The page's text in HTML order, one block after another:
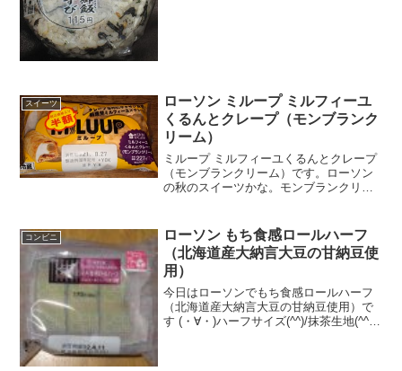
スイーツ
ローソン ミループ ミルフィーユ
くるんとクレープ（モンブランク
リーム）
ミループ ミルフィーユくるんとクレープ
（モンブランクリーム）です。ローソン
の秋のスイーツかな。モンブランクリー
んとクレープ（モンブランクリーム）安
定の半額ですみません...
コンビニ
ローソン もち食感ロールハーフ
（北海道産大納言大豆の甘納豆使
用）
今日はローソンでもち食感ロールハーフ
（北海道産大納言大豆の甘納豆使用）で
す (・∀・)ハーフサイズ(^^)/抹茶生地(^^)